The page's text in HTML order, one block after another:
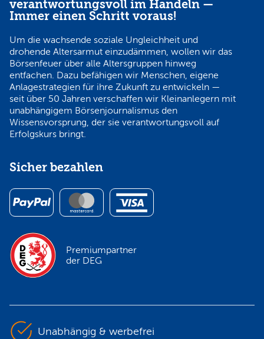
verantwortungsvoll im Handeln —
Immer einen Schritt voraus!
Um die wachsende soziale Ungleichheit und
drohende Altersarmut einzudämmen, wollen wir das
Börsenfeuer über alle Altersgruppen hinweg
entfachen. Dazu befähigen wir Menschen, eigene
Anlagestrategien für ihre Zukunft zu entwickeln —
seit über 50 Jahren verschaffen wir Kleinanlegern mit
unabhängigem Börsenjournalismus den
Wissensvorsprung, der sie verantwortungsvoll auf
Erfolgskurs bringt.
Sicher bezahlen
Premiumpartner
der DEG
Unabhängig & werbefrei